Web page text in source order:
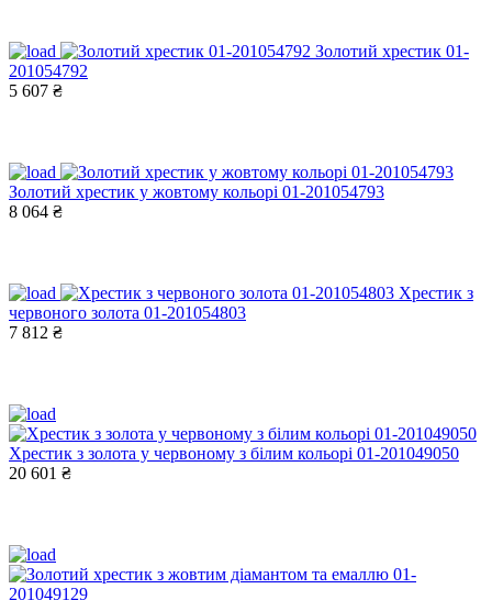
Золотий хрестик 01-
201054792
5 607 ₴
Золотий хрестик у жовтому кольорі 01-201054793
8 064 ₴
Хрестик з
червоного золота 01-201054803
7 812 ₴
Хрестик з золота у червоному з білим кольорі 01-201049050
20 601 ₴